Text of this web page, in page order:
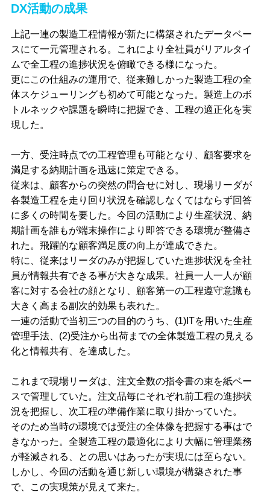
DX活動の成果
上記一連の製造工程情報が新たに構築されたデータベー
スにて一元管理される。これにより全社員がリアルタイ
ムで全工程の進捗状況を俯瞰できる様になった。
更にこの仕組みの運用で、従来難しかった製造工程の全
体スケジューリングも初めて可能となった。製造上のボ
トルネックや課題を瞬時に把握でき、工程の適正化を実
現した。
一方、受注時点での工程管理も可能となり、顧客要求を
満足する納期計画を迅速に策定できる。
従来は、顧客からの突然の問合せに対し、現場リーダが
各製造工程を走り回り状況を確認しなくてはならず回答
に多くの時間を要した。今回の活動により生産状況、納
期計画を誰もが端末操作により即答できる環境が整備さ
れた。飛躍的な顧客満足度の向上が達成できた。
特に、従来はリーダのみが把握していた進捗状況を全社
員が情報共有できる事が大きな成果。社員一人一人が顧
客に対する会社の顔となり、顧客第一の工程遵守意識も
大きく高まる副次的効果も表れた。
一連の活動で当初三つの目的のうち、(1)ITを用いた生産
管理手法、(2)受注から出荷までの全体製造工程の見える
化と情報共有、を達成した。
これまで現場リーダは、注文全数の指令書の束を紙ベー
スで管理していた。注文品毎にそれぞれ前工程の進捗状
況を把握し、次工程の準備作業に取り掛かっていた。
そのため当時の環境では受注の全体像を把握する事はで
きなかった。全製造工程の最適化により大幅に管理業務
が軽減される、との思いはあったが実現には至らない。
しかし、今回の活動を通じ新しい環境が構築された事
で、この実現策が見えて来た。